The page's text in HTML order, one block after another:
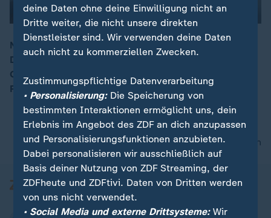
00:04
Nach der Hitzewelle gab es vor allem im Westen
Deutschlands Starkregen, Hagel und Sturm. Die
Gewitterfront legte vorrübergehend den Frankfurter
Flughafen lahm.
nach oben
deine Daten ohne deine Einwilligung nicht an
Dritte weiter, die nicht unsere direkten
Dienstleister sind. Wir verwenden deine Daten
auch nicht zu kommerziellen Zwecken.
Zustimmungspflichtige Datenverarbeitung
• Personalisierung:Die Speicherung von
bestimmten Interaktionen ermöglicht uns, dein
Erlebnis im Angebot des ZDF an dich anzupassen
und Personalisierungsfunktionen anzubieten.
Dabei personalisieren wir ausschließlich auf
Basis deiner Nutzung von ZDF Streaming, der
ZDFheute und ZDFtivi. Daten von Dritten werden
von uns nicht verwendet.
• Social Media und externe Drittsysteme:Wir